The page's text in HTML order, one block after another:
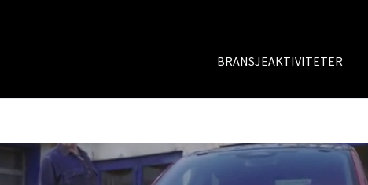
BRANSJEAKTIVITETER